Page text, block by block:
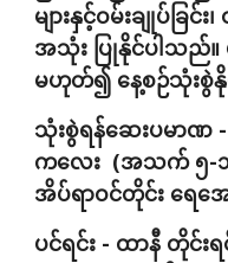
များနှင့်ဝမ်းချုပ်ခြင်
အသုံး ပြုနိုင်ပါသည်။
မဟုတ်၍ နေ့စဉ်သုံးစွဲ
သုံးစွဲရန်ဆေးပမာဏ -
ကလေး  (အသက် ၅-၁
အိပ်ရာဝင်တိုင်း ရေအ
ပင်ရင်း - ထာနီ တိုင်း